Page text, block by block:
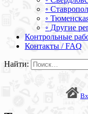
◦
◦
◦ Другие
Контрольные
Контакты / FAQ
Найти: